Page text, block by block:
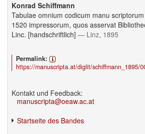
Konrad Schiffmann
Tabulae omnium codicum manu
1520 impressorum, quos asservat
Linc. [handschriftlich] — Linz, 1895
Permalink:
https://manuscripta.at/diglit/schiffmann_1895/
Kontakt und Feedback:
manuscripta@oeaw.ac.at
Startseite des Bandes